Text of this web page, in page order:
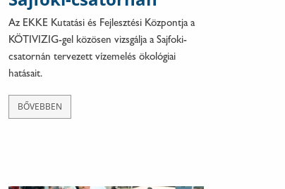
Az EKKE Kutatási és Fejlesztési Központja a
KÖTIVIZIG-gel közösen vizsgálja a Sajfoki-
csatornán tervezett vízemelés ökológiai
hatásait.
BŐVEBBEN